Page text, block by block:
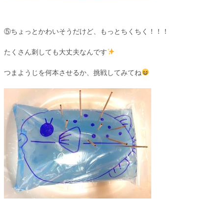
⑤ちょっとかわいそうだけど、もっとちくちく！！！
たくさん刺しても大丈夫なんです
つまようじを何本させるか、挑戦してみてね